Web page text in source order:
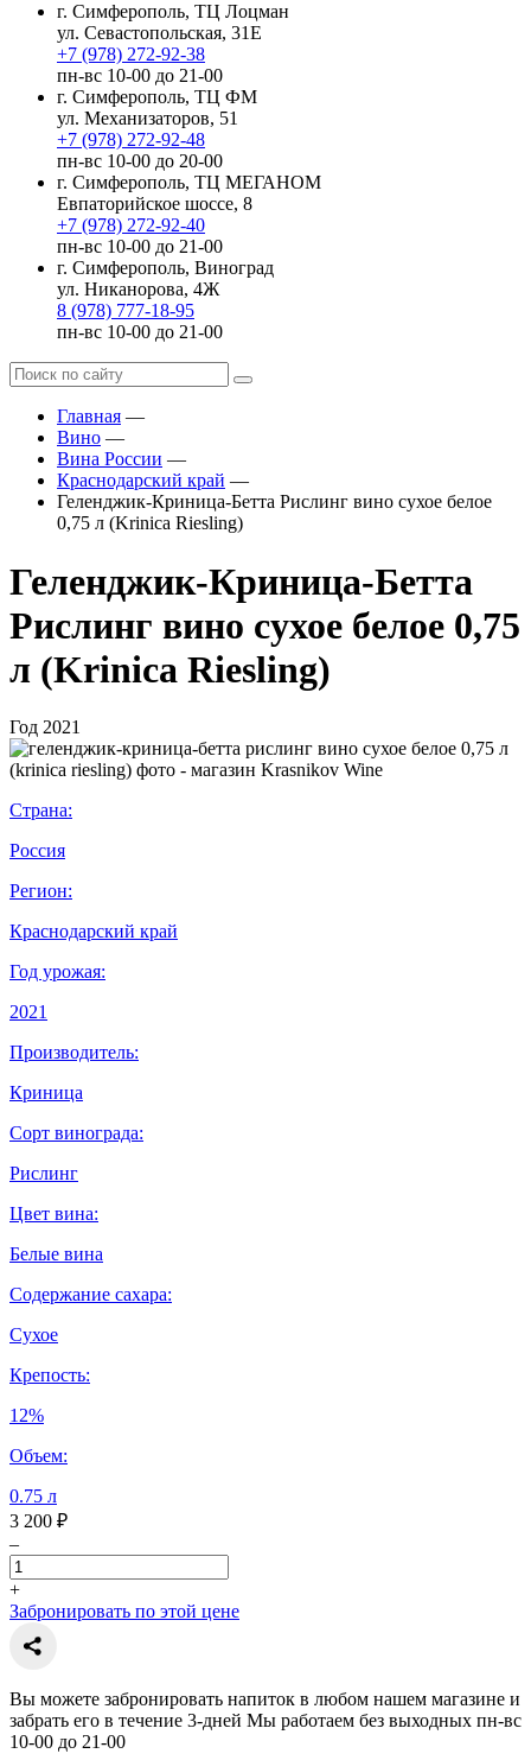
г. Симферополь, ТЦ Лоцман
ул. Севастопольская, 31Е
+7 (978) 272-92-38
пн-вс 10-00 до 21-00
г. Симферополь, ТЦ ФМ
ул. Механизаторов, 51
+7 (978) 272-92-48
пн-вс 10-00 до 20-00
г. Симферополь, ТЦ МЕГАНОМ
Евпаторийское шоссе, 8
+7 (978) 272-92-40
пн-вс 10-00 до 21-00
г. Симферополь, Виноград
ул. Никанорова, 4Ж
8 (978) 777-18-95
пн-вс 10-00 до 21-00
Главная —
Вино —
Вина России —
Краснодарский край —
Геленджик-Криница-Бетта Рислинг вино сухое белое
0,75 л (Krinica Riesling)
Геленджик-Криница-Бетта
Рислинг вино сухое белое 0,75
л (Krinica Riesling)
Год 2021
Страна:
Россия
Регион:
Краснодарский край
Год урожая:
2021
Производитель:
Криница
Сорт винограда:
Рислинг
Цвет вина:
Белые вина
Содержание сахара:
Сухое
Крепость:
12%
Объем:
0.75 л
3 200 ₽
–
+
Забронировать по этой цене
Вы можете забронировать напиток в любом нашем магазине и
забрать его в течение 3-дней Мы работаем без выходных пн-вс
10-00 до 21-00